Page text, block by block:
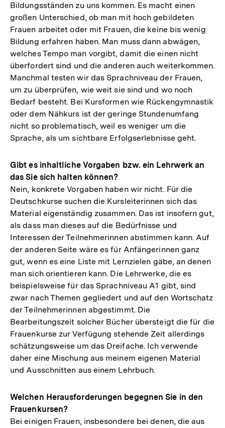
Bildungsständen zu uns kommen. Es macht einen
großen Unterschied, ob man mit hoch gebildeten
Frauen arbeitet oder mit Frauen, die keine bis wenig
Bildung erfahren haben. Man muss dann abwägen,
welches Tempo man vorgibt, damit die einen nicht
überfordert sind und die anderen auch weiterkommen.
Manchmal testen wir das Sprachniveau der Frauen,
um zu überprüfen, wie weit sie sind und wo noch
Bedarf besteht. Bei Kursformen wie Rückengymnastik
oder dem Nähkurs ist der geringe Stundenumfang
nicht so problematisch, weil es weniger um die
Sprache, als um sichtbare Erfolgserlebnisse geht.
Gibt es inhaltliche Vorgaben bzw. ein Lehrwerk an
das Sie sich halten können?
Nein, konkrete Vorgaben haben wir nicht. Für die
Deutschkurse suchen die Kursleiterinnen sich das
Material eigenständig zusammen. Das ist insofern gut,
als dass man dieses auf die Bedürfnisse und
Interessen der Teilnehmerinnen abstimmen kann. Auf
der anderen Seite wäre es für Anfängerinnen ganz
gut, wenn es eine Liste mit Lernzielen gäbe, an denen
man sich orientieren kann. Die Lehrwerke, die es
beispielsweise für das Sprachniveau A1 gibt, sind
zwar nach Themen gegliedert und auf den Wortschatz
der Teilnehmerinnen abgestimmt. Die
Bearbeitungszeit solcher Bücher übersteigt die für die
Frauenkurse zur Verfügung stehende Zeit allerdings
schätzungsweise um das Dreifache. Ich verwende
daher eine Mischung aus meinem eigenen Material
und Ausschnitten aus einem Lehrbuch.
Welchen Herausforderungen begegnen Sie in den
Frauenkursen?
Bei einigen Frauen, insbesondere bei denen, die aus